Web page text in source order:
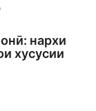
нархи
хусусии